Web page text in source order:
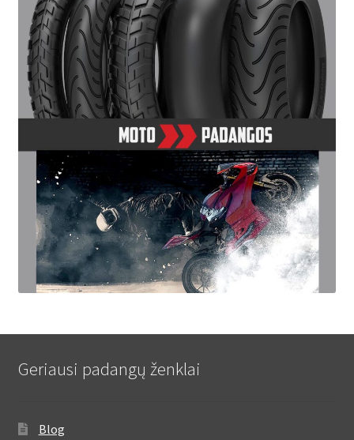
Geriausi padangų ženklai
Blog